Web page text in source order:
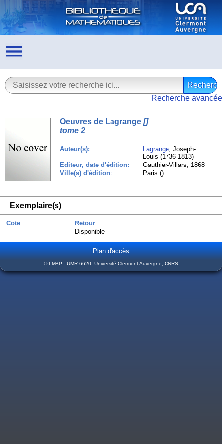
Recherche avancée
Oeuvres de Lagrange []
tome 2
Auteur(s): Lagrange, Joseph-
Louis (1736-1813)
Editeur, date d'édition:
Gauthier-Villars, 1868
Ville(s) d'édition:
Paris ()
Exemplaire(s)
Cote
Retour
Disponible
Plan d'accès
© LMBP - UMR 6620, Université Clermont Auvergne, CNRS